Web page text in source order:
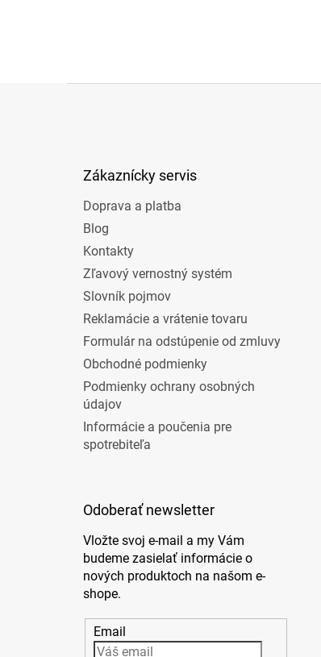
Zákaznícky servis
Doprava a platba
Blog
Kontakty
Zľavový vernostný systém
Slovník pojmov
Reklamácie a vrátenie tovaru
Formulár na odstúpenie od zmluvy
Obchodné podmienky
Podmienky ochrany osobných
údajov
Informácie a poučenia pre
spotrebiteľa
Odoberať newsletter
Vložte svoj e-mail a my Vám
budeme zasielať informácie o
nových produktoch na našom e-
shope.
Email